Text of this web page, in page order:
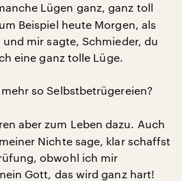
Lügen ganz, ganz toll
Beispiel heute Morgen, als
mir sagte, Schmieder, du
eine ganz tolle Lüge.
so Selbstbetrügereien?
aber zum Leben dazu. Auch
Nichte sage, klar schaffst
obwohl ich mir
Gott, das wird ganz hart!